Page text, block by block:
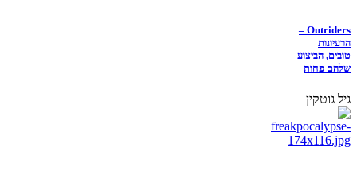
Outriders –
הרעיונות
טובים, הביצוע
שלהם פחות
גיל גוטקין